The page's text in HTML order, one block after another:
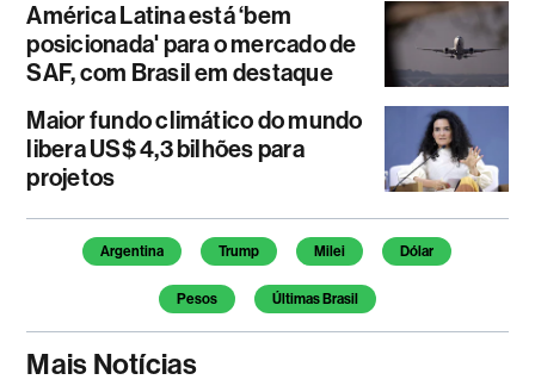
América Latina está ‘bem
posicionada' para o mercado de
SAF, com Brasil em destaque
Maior fundo climático do mundo
libera US$ 4,3 bilhões para
projetos
Temas deste artigo
Argentina Trump Milei Dólar
Pesos Últimas Brasil
Mais Notícias